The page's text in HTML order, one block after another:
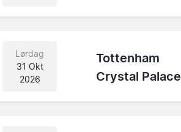
Lørdag
31 Okt
2026
Tottenham
Crystal Palace